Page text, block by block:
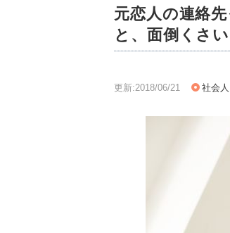
元恋人の連絡
と、面倒くさ
更新:2018/06/21 社会